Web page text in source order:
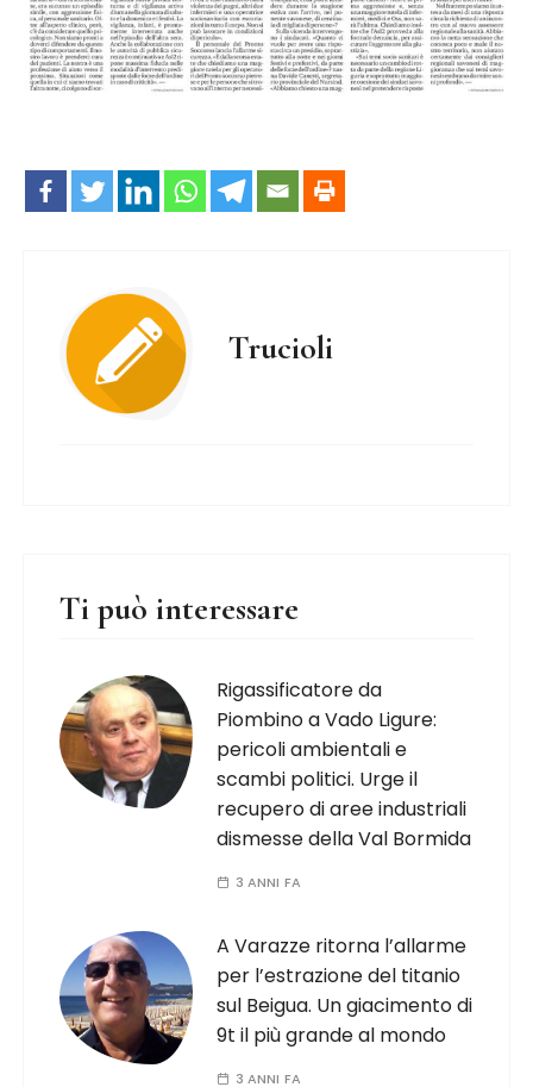
Trucioli
Ti può interessare
Rigassificatore da
Piombino a Vado Ligure:
pericoli ambientali e
scambi politici. Urge il
recupero di aree industriali
dismesse della Val Bormida
3 ANNI FA
A Varazze ritorna l’allarme
per l’estrazione del titanio
sul Beigua. Un giacimento di
9t il più grande al mondo
3 ANNI FA